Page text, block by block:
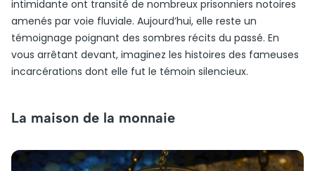
intimidante ont transité de nombreux prisonniers notoires
amenés par voie fluviale. Aujourd’hui, elle reste un
témoignage poignant des sombres récits du passé. En
vous arrêtant devant, imaginez les histoires des fameuses
incarcérations dont elle fut le témoin silencieux.
La maison de la monnaie